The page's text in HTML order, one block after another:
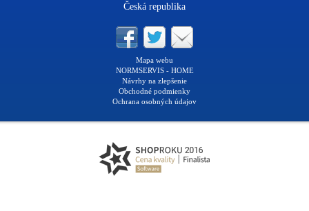
Česká republika
Mapa webu
NORMSERVIS - HOME
Návrhy na zlepšenie
Obchodné podmienky
Ochrana osobných údajov